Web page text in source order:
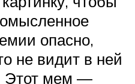
опасно,
не видит в ней
Этот мем ―